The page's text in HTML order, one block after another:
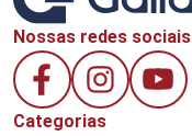
Nossas redes sociais
Categorias